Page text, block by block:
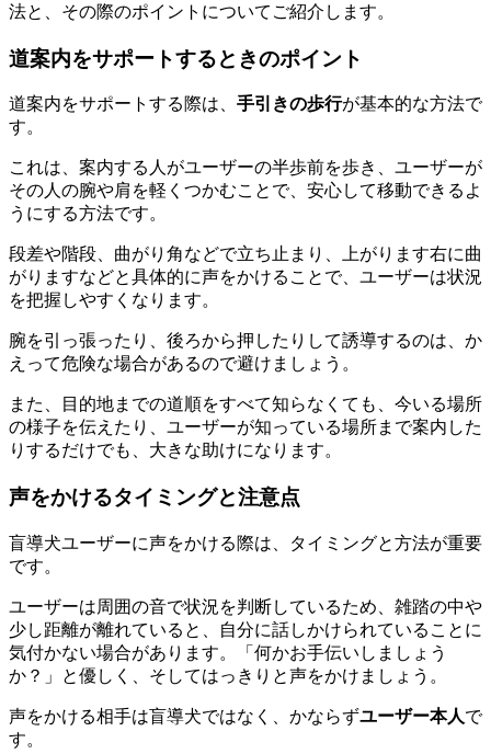
法と、その際のポイントについてご紹介します。
道案内をサポートするときのポイント
道案内をサポートする際は、 手引きの歩行が基本的な方法で
す。
これは、案内する人がユーザーの半歩前を歩き、ユーザーが
その人の腕や肩を軽くつかむことで、安心して移動できるよ
うにする方法です。
段差や階段、曲がり角などで立ち止まり、上がります右に曲
がりますなどと具体的に声をかける ことで、ユーザーは状況
を把握しやすくなります。
腕を引っ張ったり、後ろから押したりして誘導するのは、か
えって危険な場合があるので避けましょう。
また、目的地までの道順をすべて知らなくても、今いる場所
の様子を伝えたり、ユーザーが知っている場所まで案内した
りするだけでも、大きな助けになります。
声をかけるタイミングと注意点
盲導犬ユーザーに声をかける際は、タイミングと方法が重要
です。
ユーザーは周囲の音で状況を判断しているため、雑踏の中や
少し距離が離れていると、自分に話しかけられていることに
気付かない場合があります。「何かお手伝いしましょう
か？」と優しく、そしてはっきりと声をかけましょう。
声をかける相手は盲導犬ではなく、かならずユーザー本人で
す。